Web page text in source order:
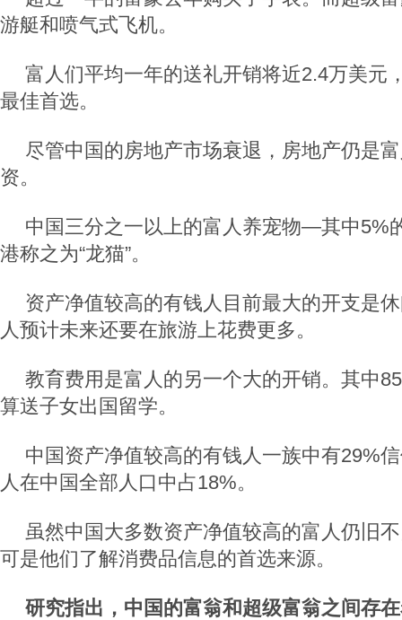
游艇和喷气式飞机。
富人们平均一年的送礼开销将近2.4万美元
最佳首选。
尽管中国的房地产市场衰退，房地产仍是
资。
中国三分之一以上的富人养宠物—其中5%
港称之为“龙猫”。
资产净值较高的有钱人目前最大的开支是
人预计未来还要在旅游上花费更多。
教育费用是富人的另一个大的开销。其中
算送子女出国留学。
中国资产净值较高的有钱人一族中有29%
人在中国全部人口中占18%。
虽然中国大多数资产净值较高的富人仍旧
可是他们了解消费品信息的首选来源。
研究指出，中国的富翁和超级富翁之间存